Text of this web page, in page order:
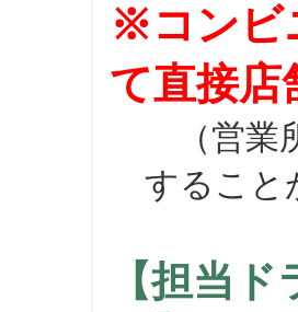
※コンビ
て直接店
（営業
すること
【担当